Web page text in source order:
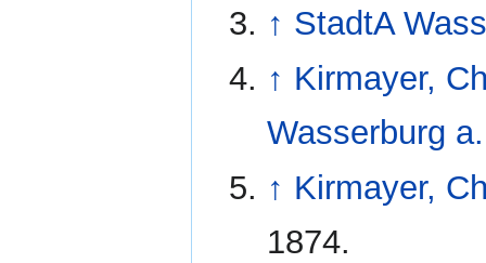
↑ StadtA
↑ Kirmayer,
Wasserburg
↑ Kirmayer,
1874.